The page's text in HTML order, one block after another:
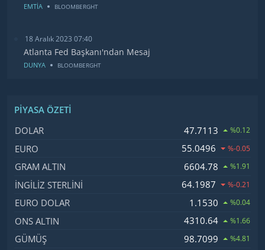
EMTİA BLOOMBERGHT
18 Aralık 2023 07:40
Atlanta Fed Başkanı'ndan Mesaj
DUNYA BLOOMBERGHT
PIYASA ÖZETI
İsim, Kod
DOLAR 47.7113 %0.12
EURO 55.0496 %-0.05
GRAM ALTIN 6604.78 %1.91
İNGILIZ STERLINI 64.1987 %-0.21
EURO DOLAR 1.1530 %0.04
ONS ALTIN 4310.64 %1.66
GÜMÜŞ 98.7099 %4.81